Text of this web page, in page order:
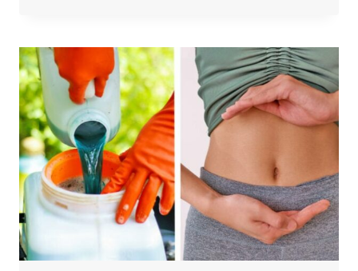
EFTER
MRNA
COVID-
VACCINATION
VAD
FORSKNINGEN
VISAR